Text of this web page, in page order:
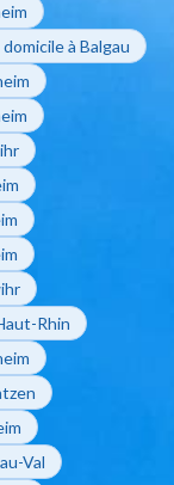
à Balgau
Rhin
Val